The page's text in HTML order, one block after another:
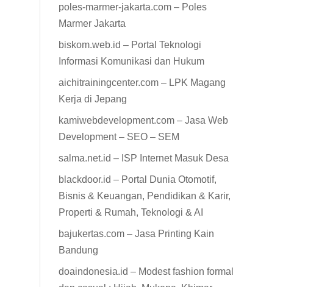
poles-marmer-jakarta.com – Poles
Marmer Jakarta
biskom.web.id – Portal Teknologi
Informasi Komunikasi dan Hukum
aichitrainingcenter.com – LPK Magang
Kerja di Jepang
kamiwebdevelopment.com – Jasa Web
Development – SEO – SEM
salma.net.id – ISP Internet Masuk Desa
blackdoor.id – Portal Dunia Otomotif,
Bisnis & Keuangan, Pendidikan & Karir,
Properti & Rumah, Teknologi & AI
bajukertas.com – Jasa Printing Kain
Bandung
doaindonesia.id – Modest fashion formal